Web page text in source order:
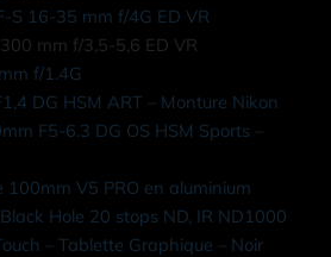
S 16-35 mm f/4G ED VR
mm f/3,5-5,6 ED VR
f/1.4G
DG HSM ART – Monture Nikon
F5-6.3 DG OS HSM Sports –
100mm V5 PRO en aluminium
Hole 20 stops ND, IR ND1000
– Tablette Graphique – Noir